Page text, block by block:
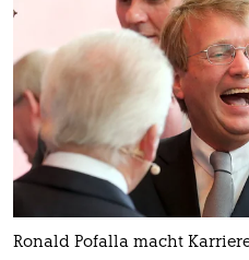
Ronald Pofalla macht